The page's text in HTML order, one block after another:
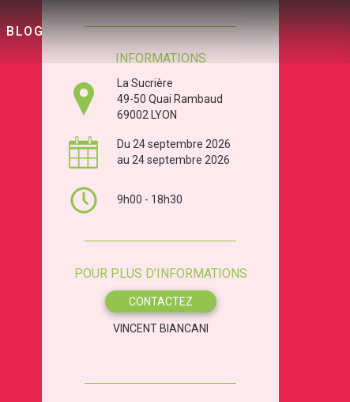
BLOG
INFORMATIONS
La Sucrière
49-50 Quai Rambaud
69002 LYON
Du 24 septembre 2026
au 24 septembre 2026
9h00 - 18h30
POUR PLUS D’INFORMATIONS
CONTACTEZ
VINCENT BIANCANI